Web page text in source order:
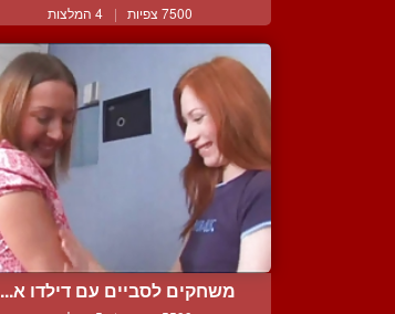
7500 צפיות | 4 המלצות
משחקים לסביים עם דילדו א...